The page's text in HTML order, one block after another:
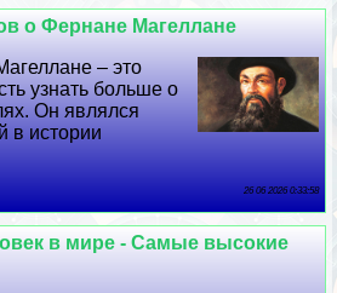
о Фернане Магеллане
– это
узнать больше о
Он являлся
в истории
26 06 2026 0:33:58
в мире - Самые высокие